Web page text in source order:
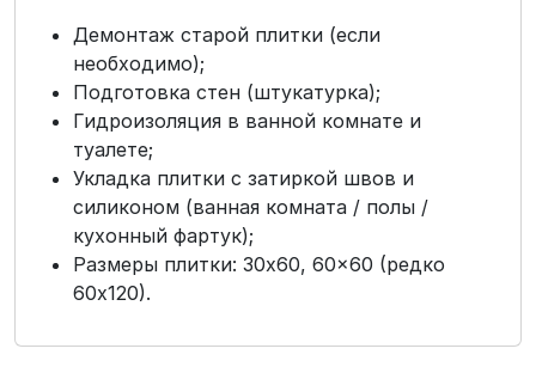
Демонтаж старой плитки (если
необходимо);
Подготовка стен (штукатурка);
Гидроизоляция в ванной комнате и
туалете;
Укладка плитки с затиркой швов и
силиконом (ванная комната / полы /
кухонный фартук);
Размеры плитки: 30x60, 60x60 (редко
60x120).